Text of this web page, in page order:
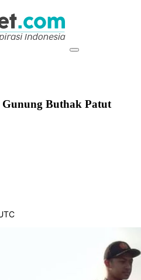
Buthak Patut